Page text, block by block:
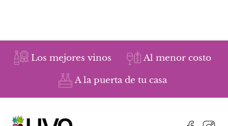
Los mejores vinos Al menor costo
A la puerta de tu casa